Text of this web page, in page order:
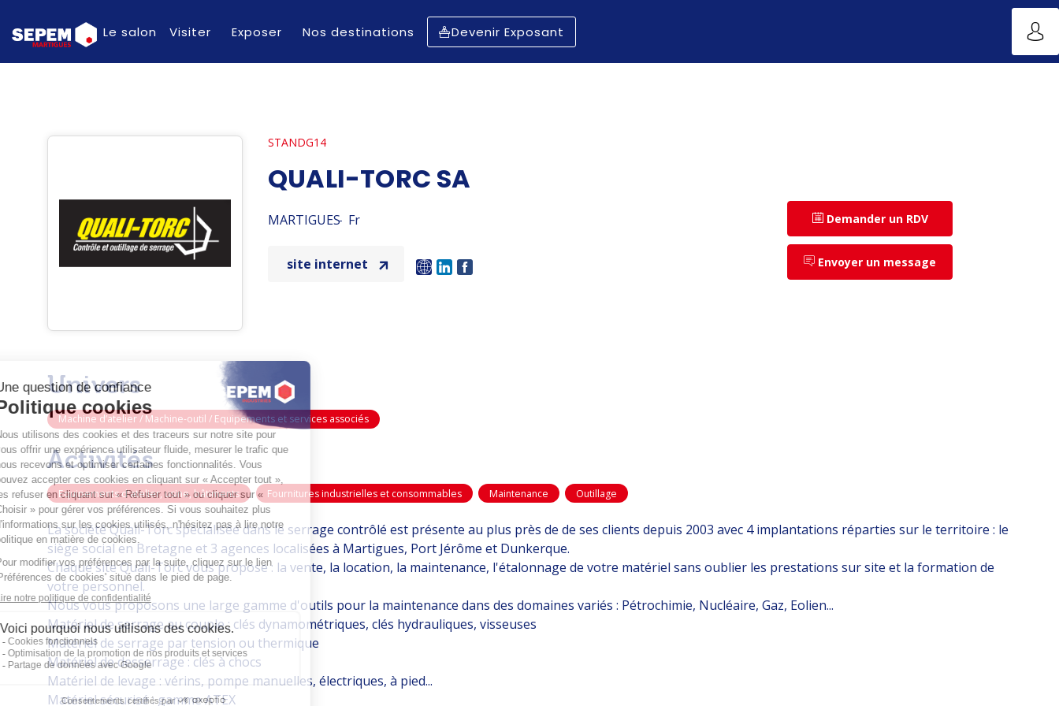
Le salon Visiter Exposer Nos destinations Devenir Exposant
Demander un RDV
Envoyer un message
G14
QUALI-TORC SA
MARTIGUES Fr
site internet
Univers
Machine d’atelier / Machine-outil / Equipements et services associés
Activités
Equipements d'atelier, usine, bâtiments Fournitures industrielles et consommables Maintenance Outillage
La société Quali-Torc spécialisée dans le serrage contrôlé est présente au plus près de de ses clients depuis 2003 avec 4 implantations réparties sur le territoire : le
siège social en Bretagne et 3 agences localisées à Martigues, Port Jérôme et Dunkerque.
Chaque site Quali-Torc vous propose : la vente, la location, la maintenance, l'étalonnage de votre matériel sans oublier les prestations sur site et la formation de
votre personnel.
Nous vous proposons une large gamme d'outils pour la maintenance dans des domaines variés : Pétrochimie, Nucléaire, Gaz, Eolien...
Matériel de serrage au couple : clés dynamométriques, clés hydrauliques, visseuses
Matériel de serrage par tension ou thermique
Matériel de desserrage : clés à chocs
Matériel de levage : vérins, pompe manuelles, électriques, à pied...
Matériel sécurisé : gamme ATEX